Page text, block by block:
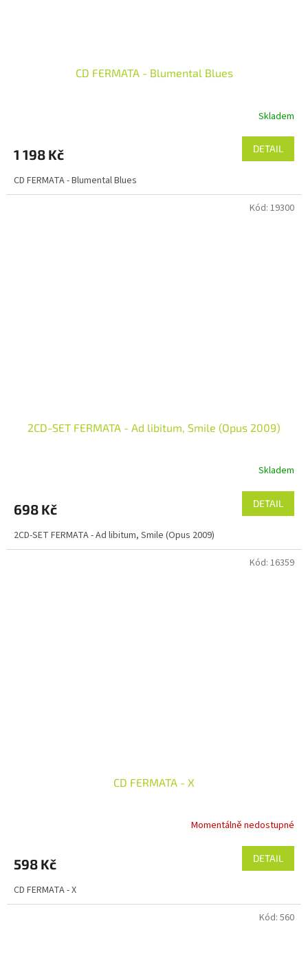
CD FERMATA - Blumental Blues
Skladem
1 198 Kč DETAIL
CD FERMATA - Blumental Blues
2CD-SET FERMATA - Ad libitum, Smile (Opus 2009)
Skladem
698 Kč DETAIL
2CD-SET FERMATA - Ad libitum, Smile (Opus 2009)
Kód: 19300
CD FERMATA - X
Momentálně nedostupné
598 Kč DETAIL
CD FERMATA - X
Kód: 16359
Kód: 560